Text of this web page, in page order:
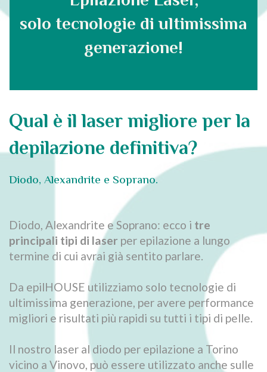
solo tecnologie di ultimissima
generazione!
Qual è il laser migliore per la
depilazione definitiva?
Diodo, Alexandrite e Soprano.
Diodo, Alexandrite e Soprano: ecco i tre
principali tipi di laser per epilazione a lungo
termine di cui avrai già sentito parlare.
Da epilHOUSE utilizziamo solo tecnologie di
ultimissima generazione, per avere performance
migliori e risultati più rapidi su tutti i tipi di pelle.
Il nostro laser al diodo per epilazione a Torino
vicino a Vinovo, può essere utilizzato anche sulle